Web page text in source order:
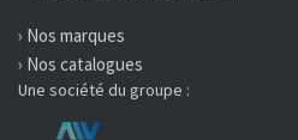
› Nos marques
› Nos catalogues
Une société du groupe :